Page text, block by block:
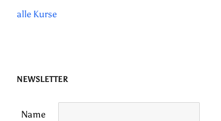
alle Kurse
NEWSLETTER
Name